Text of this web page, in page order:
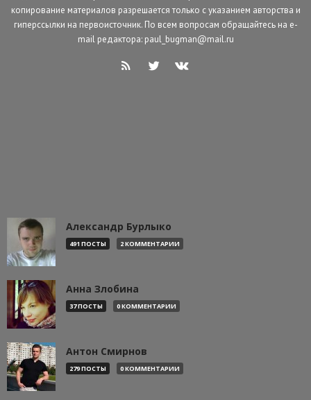
копирование материалов разрешается только с указанием авторства и
гиперссылки на первоисточник. По всем вопросам обращайтесь на e-
mail редактора: paul_bugman@mail.ru
Александр Бурлыко
491 ПОСТЫ 2 КОММЕНТАРИИ
Анна Злобина
37 ПОСТЫ 0 КОММЕНТАРИИ
Антон Смирнов
279 ПОСТЫ 0 КОММЕНТАРИИ